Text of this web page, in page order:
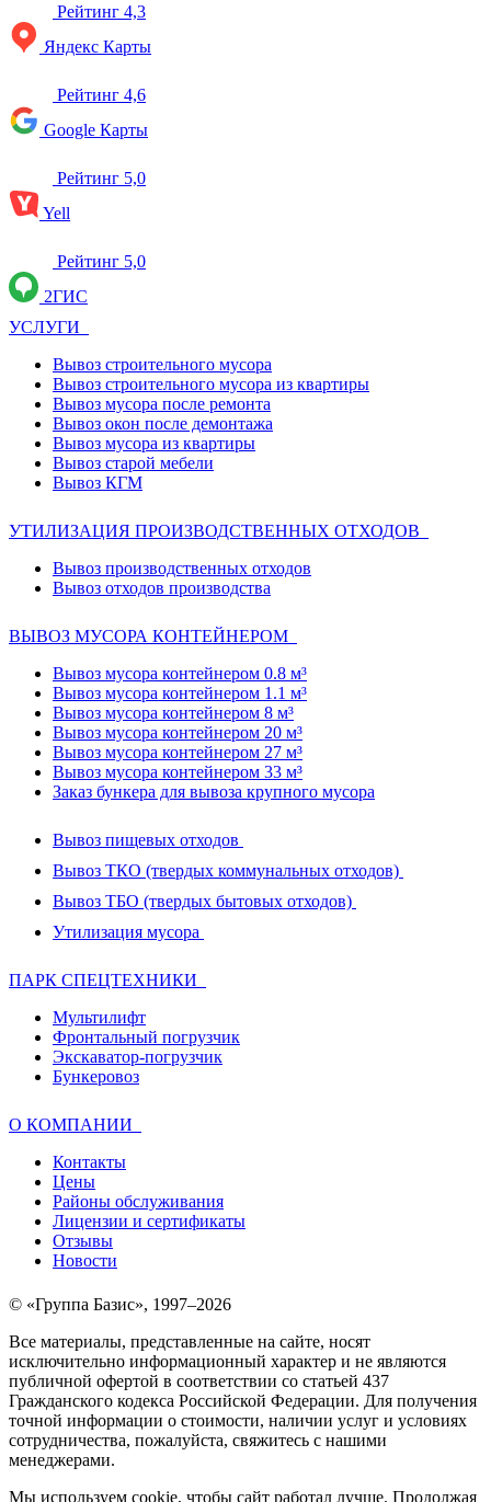
Рейтинг 4,3
Яндекс Карты
Рейтинг 4,6
Google Карты
Рейтинг 5,0
Yell
Рейтинг 5,0
2ГИС
УСЛУГИ
Вывоз строительного мусора
Вывоз строительного мусора из квартиры
Вывоз мусора после ремонта
Вывоз окон после демонтажа
Вывоз мусора из квартиры
Вывоз старой мебели
Вывоз КГМ
УТИЛИЗАЦИЯ ПРОИЗВОДСТВЕННЫХ ОТХОДОВ
Вывоз производственных отходов
Вывоз отходов производства
ВЫВОЗ МУСОРА КОНТЕЙНЕРОМ
Вывоз мусора контейнером 0.8 м³
Вывоз мусора контейнером 1.1 м³
Вывоз мусора контейнером 8 м³
Вывоз мусора контейнером 20 м³
Вывоз мусора контейнером 27 м³
Вывоз мусора контейнером 33 м³
Заказ бункера для вывоза крупного мусора
Вывоз пищевых отходов
Вывоз ТКО (твердых коммунальных отходов)
Вывоз ТБО (твердых бытовых отходов)
Утилизация мусора
ПАРК СПЕЦТЕХНИКИ
Мультилифт
Фронтальный погрузчик
Экскаватор-погрузчик
Бункеровоз
О КОМПАНИИ
Контакты
Цены
Районы обслуживания
Лицензии и сертификаты
Отзывы
Новости
© «Группа Базис», 1997–2026
Все материалы, представленные на сайте, носят
исключительно информационный характер и не являются
публичной офертой в соответствии со статьей 437
Гражданского кодекса Российской Федерации. Для получения
точной информации о стоимости, наличии услуг и условиях
сотрудничества, пожалуйста, свяжитесь с нашими
менеджерами.
Мы используем cookie, чтобы сайт работал лучше. Продолжая